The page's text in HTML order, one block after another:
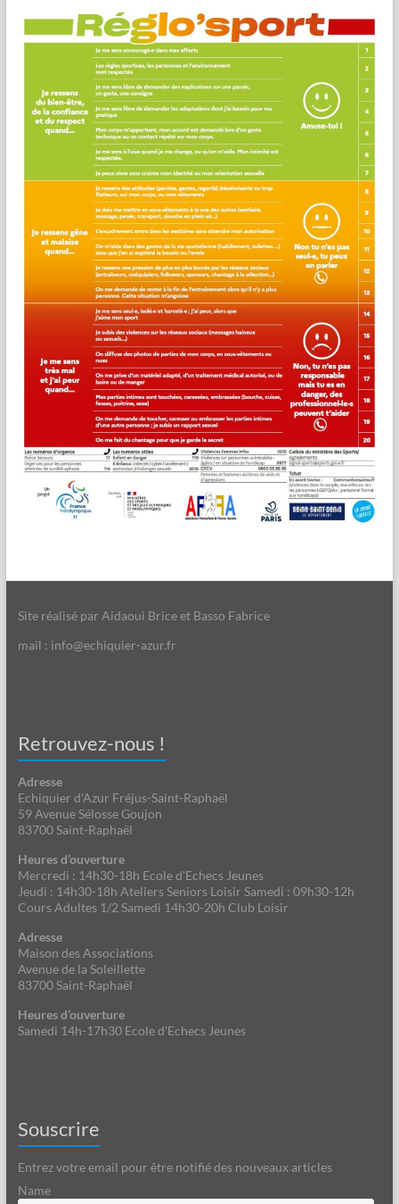
Site réalisé par Aidaoui Brice et Basso Fabrice
mail : info@echiquier-azur.fr
Retrouvez-nous !
Adresse
Echiquier d'Azur Fréjus-Saint-Raphaël
59 Avenue Sélosse Goujon
83700 Saint-Raphaël
Heures d’ouverture
Mercredi : 14h30-18h Ecole d'Echecs Jeunes
Jeudi : 14h30-18h Ateliers Seniors Loisir Samedi : 09h30-12h
Cours Adultes 1/2 Samedi 14h30-20h Club Loisir
Adresse
Maison des Associations
Avenue de la Soleillette
83700 Saint-Raphaël
Heures d’ouverture
Samedi 14h-17h30 Ecole d'Echecs Jeunes
Souscrire
Entrez votre email pour être notifié des nouveaux articles
Name